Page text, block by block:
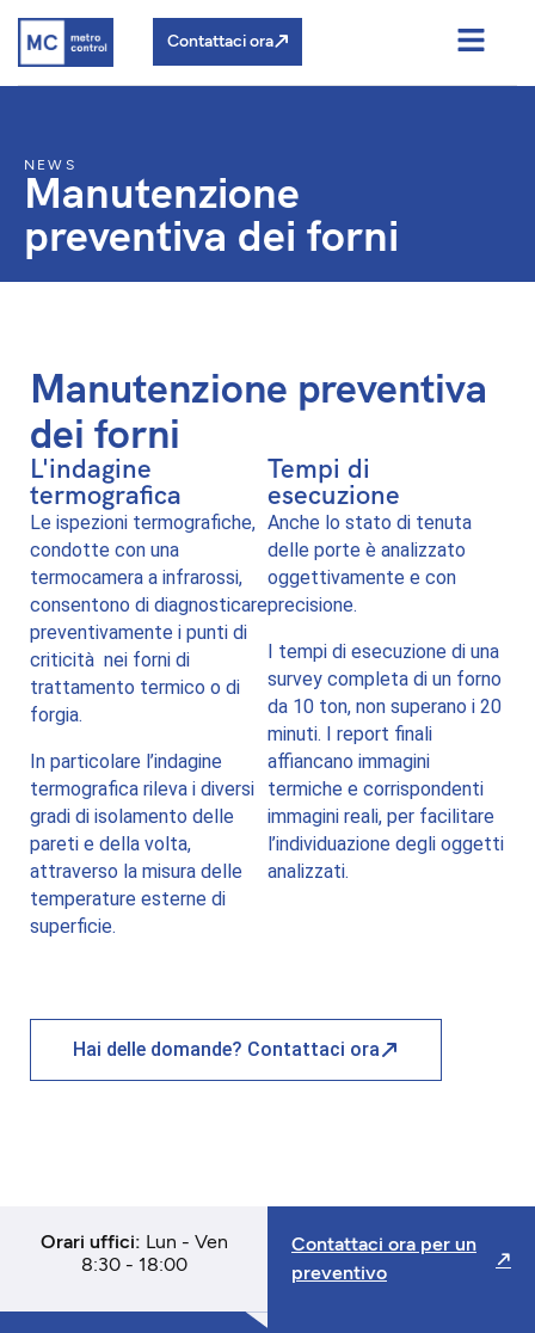
Contattaci ora
NEWS
Manutenzione
preventiva dei forni
Manutenzione preventiva
dei forni
L'indagine
termografica
Le ispezioni termografiche,
condotte con una
termocamera a infrarossi,
consentono di diagnosticare
preventivamente i punti di
criticità nei forni di
trattamento termico o di
forgia.
In particolare l’indagine
termografica rileva i diversi
gradi di isolamento delle
pareti e della volta,
attraverso la misura delle
temperature esterne di
superficie.
Tempi di
esecuzione
Anche lo stato di tenuta
delle porte è analizzato
oggettivamente e con
precisione.
I tempi di esecuzione di una
survey completa di un forno
da 10 ton, non superano i 20
minuti. I report finali
affiancano immagini
termiche e corrispondenti
immagini reali, per facilitare
l’individuazione degli oggetti
analizzati.
Hai delle domande? Contattaci ora
Orari uffici: Lun - Ven
8:30 - 18:00
Contattaci ora per un
preventivo